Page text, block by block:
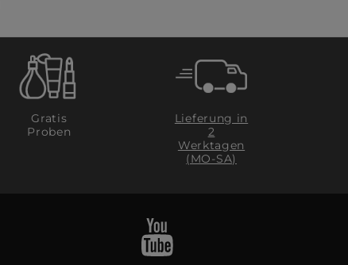
Gratis
Proben
Lieferung in
2
Werktagen
(MO-SA)